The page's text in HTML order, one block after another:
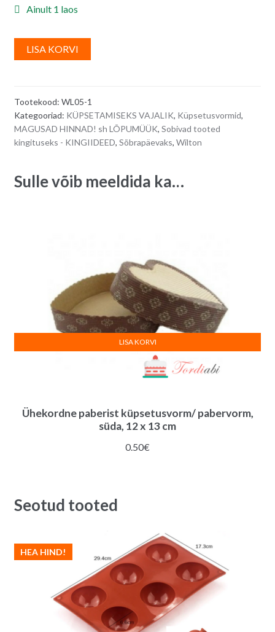
Ainult 1 laos
LISA KORVI
l
r
n
a
v
Tootekood: WL05-1
Kategooriad: KÜPSETAMISEKS VAJALIK, Küpsetusvormid,
MAGUSAD HINNAD! sh LÕPUMÜÜK, Sobivad tooted
kingituseks - KINGIIDEED, Sõbrapäevaks, Wilton
Sulle võib meeldida ka…
Ühekordne paberist küpsetusvorm/ pabervorm,
süda, 12 x 13 cm
0.50€
LISA KORVI
Seotud tooted
HEA HIND!